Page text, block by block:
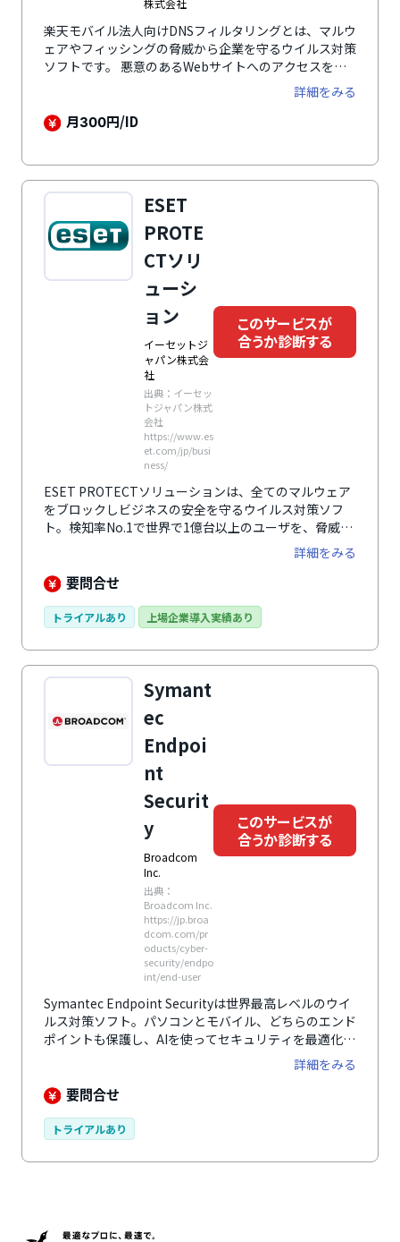
株式会社
楽天モバイル法人向けDNSフィルタリングとは、マルウ
ェアやフィッシングの脅威から企業を守るウイルス対策
ソフトです。 悪意のあるWebサイトへのアクセスをブ
ロックし、マルウェア感染やフィッシング詐欺から企業
ネットワークを保護します。また、業務に不要なサイト
へのアクセスを制限することで、情報漏洩リスク低減と
リティポリシーを適用可能です。
詳細をみる
月300円/ID
ESET
PROTE
CTソリ
ューシ
ョン
イーセットジ
ャパン株式会
社
出典：イーセッ
トジャパン株式
会社
https://www.es
et.com/jp/busi
ness/
このサービスが
合うか診断する
ESET PROTECTソリューションは、全てのマルウェア
をブロックしビジネスの安全を守るウイルス対策ソフ
ト。検知率No.1で世界で1億台以上のユーザを、脅威か
詳細をみる
要問合せ
トライアルあり 上場企業導入実績あり
Symant
ec
Endpoi
nt
Securit
y
Broadcom
Inc.
出典：
Broadcom Inc.
https://jp.broa
dcom.com/pr
oducts/cyber-
security/endpo
int/end-user
このサービスが
合うか診断する
Symantec Endpoint Securityは世界最高レベルのウイ
ルス対策ソフト。パソコンとモバイル、どちらのエンド
ポイントも保護し、AIを使ってセキュリティを最適化し
詳細をみる
要問合せ
トライアルあり